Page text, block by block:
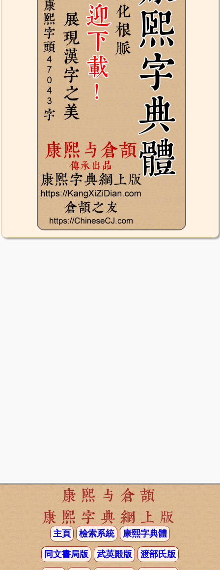
康熙与倉頡
康熙字典網上版
主頁 檢索系統 康熙字典體
同文書局版 武英殿版 渡部氏版